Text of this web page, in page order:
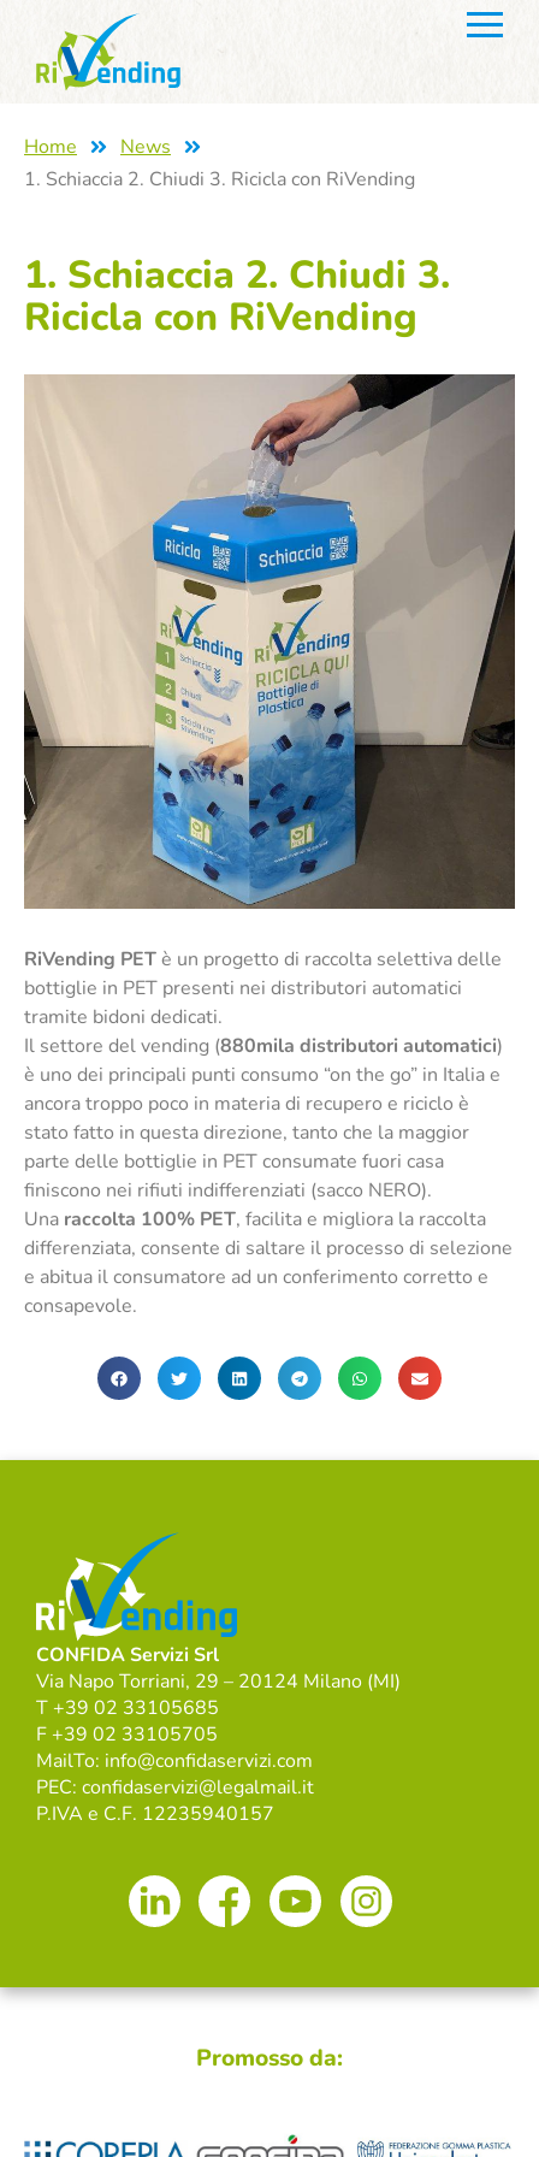
Home
News
1. Schiaccia 2. Chiudi 3. Ricicla con RiVending
1. Schiaccia 2. Chiudi 3.
Ricicla con RiVending
RiVending PETè un progetto di raccolta selettiva delle
bottiglie in PET presenti nei distributori automatici
tramite bidoni dedicati.
Il settore del vending (880mila distributori automatici)
è uno dei principali punti consumo “on the go” in Italia e
ancora troppo poco in materia di recupero e riciclo è
stato fatto in questa direzione, tanto che la maggior
parte delle bottiglie in PET consumate fuori casa
finiscono nei rifiuti indifferenziati (sacco NERO).
Una raccolta 100% PET, facilita e migliora la raccolta
differenziata, consente di saltare il processo di selezione
e abitua il consumatore ad un conferimento corretto e
consapevole.
CONFIDA Servizi Srl
Via Napo Torriani, 29 – 20124 Milano (MI)
T +39 02 33105685
F +39 02 33105705
MailTo: info@confidaservizi.com
PEC: confidaservizi@legalmail.it
P.IVA e C.F. 12235940157
Promosso da: